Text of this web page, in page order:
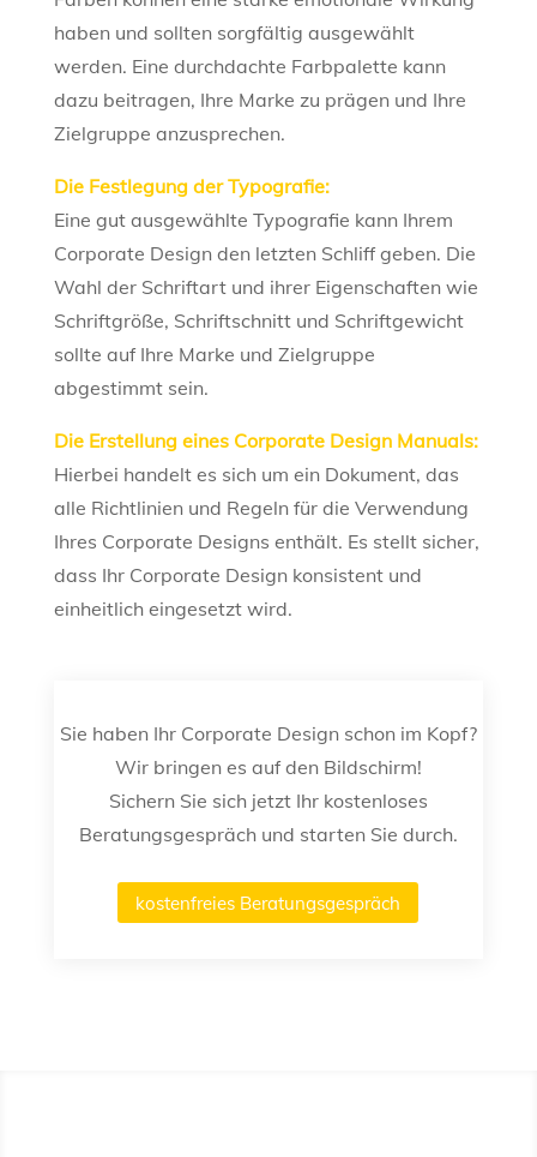
haben und sollten sorgfältig ausgewählt
werden. Eine durchdachte Farbpalette kann
dazu beitragen, Ihre Marke zu prägen und Ihre
Zielgruppe anzusprechen.
Die Festlegung der Typografie:
Eine gut ausgewählte Typografie kann Ihrem
Corporate Design den letzten Schliff geben. Die
Wahl der Schriftart und ihrer Eigenschaften wie
Schriftgröße, Schriftschnitt und Schriftgewicht
sollte auf Ihre Marke und Zielgruppe
abgestimmt sein.
Die Erstellung eines Corporate Design Manuals:
Hierbei handelt es sich um ein Dokument, das
alle Richtlinien und Regeln für die Verwendung
Ihres Corporate Designs enthält. Es stellt sicher,
dass Ihr Corporate Design konsistent und
einheitlich eingesetzt wird.
Sie haben Ihr Corporate Design schon im Kopf?
Wir bringen es auf den Bildschirm!
Sichern Sie sich jetzt Ihr kostenloses
Beratungsgespräch und starten Sie durch.
kostenfreies Beratungsgespräch